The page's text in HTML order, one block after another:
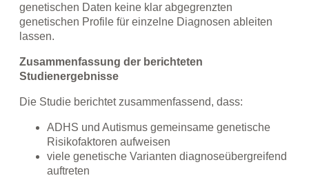
genetischen Daten keine klar abgegrenzten
genetischen Profile für einzelne Diagnosen ableiten
lassen.
Zusammenfassung der berichteten
Studienergebnisse
Die Studie berichtet zusammenfassend, dass:
ADHS und Autismus gemeinsame genetische
Risikofaktoren aufweisen
viele genetische Varianten diagnoseübergreifend
auftreten